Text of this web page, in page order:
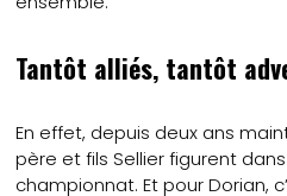
Tantôt alliés, tantôt
En effet, depuis deux ans
père et fils Sellier figurent
championnat. Et pour Dorian,